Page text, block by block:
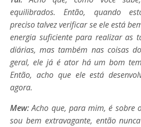
equilibrados. Então, quando
preciso talvez verificar se ele está
energia suficiente para realizar as
diárias, mas também nas coisas
geral, ele já é ator há um bom
Então, acho que ele está
agora.
Mew:Acho que, para mim, é sobre
sou bem extravagante, então